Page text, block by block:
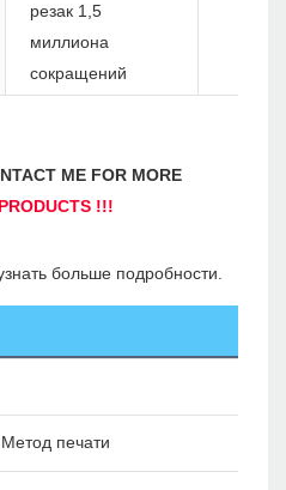
резак 1,5
миллиона
сокращений
Метод печати